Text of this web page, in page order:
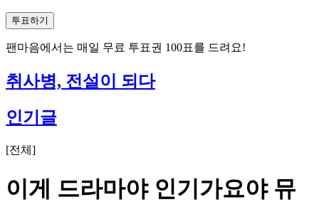
투표하기
팬마음에서는 매일 무료 투표권 100표를 드려요!
취사병, 전설이 되다
인기글
[전체 ]
이게 드라마야 인기가요야 뮤